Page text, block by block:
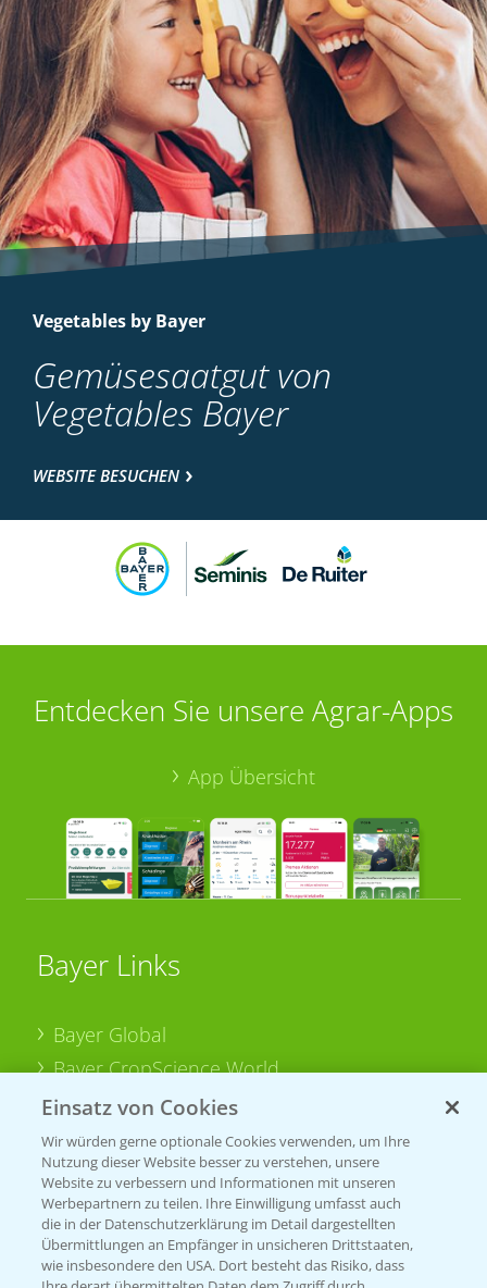
Vegetables by Bayer
Gemüsesaatgut von
Vegetables Bayer
WEBSITE BESUCHEN
Entdecken Sie unsere Agrar-Apps
App Übersicht
Bayer Links
Bayer Global
Bayer CropScience World
Bayer Karriere
Bayer CropScience Austria
Bayer CropScience Schweiz
Presse
Vegetables Deutschland
Einsatz von Cookies
Wir würden gerne optionale Cookies verwenden, um Ihre
Nutzung dieser Website besser zu verstehen, unsere
Website zu verbessern und Informationen mit unseren
Werbepartnern zu teilen. Ihre Einwilligung umfasst auch
die in der Datenschutzerklärung im Detail dargestellten
Übermittlungen an Empfänger in unsicheren Drittstaaten,
wie insbesondere den USA. Dort besteht das Risiko, dass